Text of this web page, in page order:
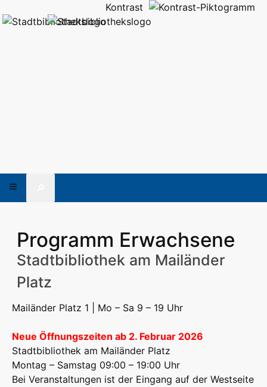
Kontrast
Programm Erwachsene
Stadtbibliothek am Mailänder
Platz
Mailänder Platz 1 | Mo – Sa 9 – 19 Uhr
Neue Öffnungszeiten ab 2. Februar 2026
Stadtbibliothek am Mailänder Platz
Montag – Samstag 09:00 – 19:00 Uhr
Bei Veranstaltungen ist der Eingang auf der Westseite